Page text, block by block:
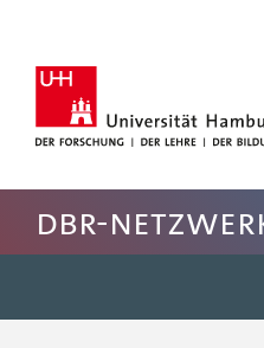
Fussbereich der Seite anspringen